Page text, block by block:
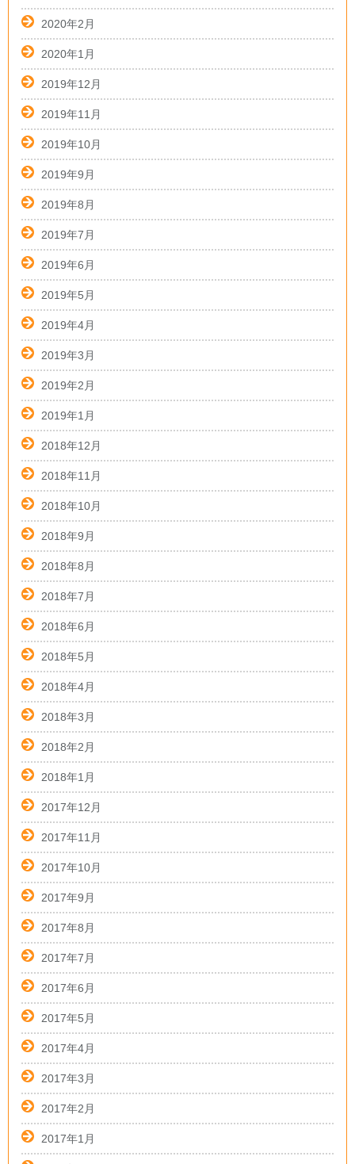
2020年2月
2020年1月
2019年12月
2019年11月
2019年10月
2019年9月
2019年8月
2019年7月
2019年6月
2019年5月
2019年4月
2019年3月
2019年2月
2019年1月
2018年12月
2018年11月
2018年10月
2018年9月
2018年8月
2018年7月
2018年6月
2018年5月
2018年4月
2018年3月
2018年2月
2018年1月
2017年12月
2017年11月
2017年10月
2017年9月
2017年8月
2017年7月
2017年6月
2017年5月
2017年4月
2017年3月
2017年2月
2017年1月